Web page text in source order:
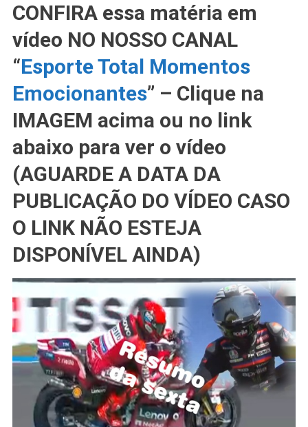
CONFIRA essa matéria em
vídeo NO NOSSO CANAL
“Esporte Total Momentos
Emocionantes” – Clique na
IMAGEM acima ou no link
abaixo para ver o vídeo
(AGUARDE A DATA DA
PUBLICAÇÃO DO VÍDEO CASO
O LINK NÃO ESTEJA
DISPONÍVEL AINDA)